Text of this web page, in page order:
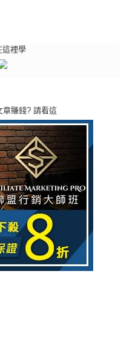
這裡學
章賺錢? 請看這